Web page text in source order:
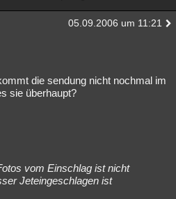
05.09.2006 um 11:21
die sendung nicht nochmal im
sie überhaupt?
vom Einschlag ist nicht
Jeteingeschlagen ist